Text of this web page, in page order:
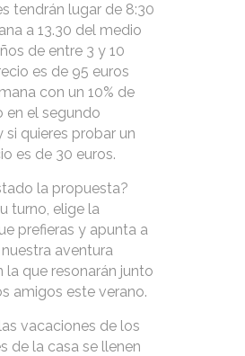
tendrán lugar de 8:30
a 13.30 del medio
de entre 3 y 10
es de 95 euros
con un 10% de
en el segundo
si quieres probar un
es de 30 euros.
la propuesta?
turno, elige la
prefieras y apunta a
aventura
la que resonarán junto
amigos este verano.
vacaciones de los
de la casa se llenen